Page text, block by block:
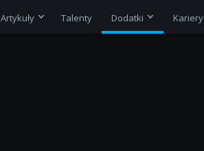
Artykuły Talenty Dodatki Kariery